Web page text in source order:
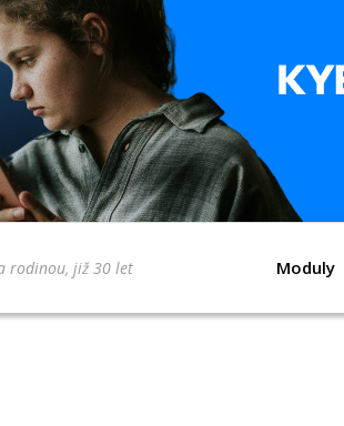
Moduly